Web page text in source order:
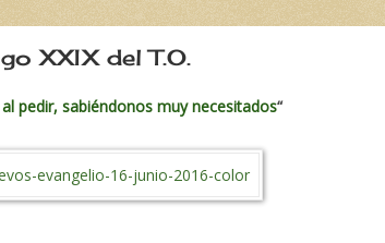
XXIX del T.O.
pedir, sabiéndonos muy necesitados“